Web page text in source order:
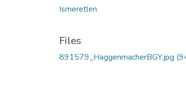
Ismeretlen
Files
891579_HaggenmacherBGY.jpg